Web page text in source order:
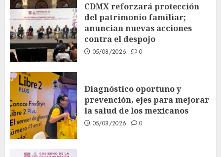
CDMX reforzará protección
del patrimonio familiar;
anuncian nuevas acciones
contra el despojo
05/08/2026 0
Diagnóstico oportuno y
prevención, ejes para mejorar
la salud de los mexicanos
05/08/2026 0